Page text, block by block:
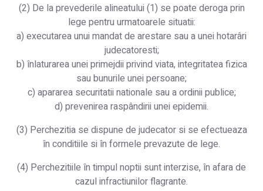
(2) De la prevederile alineatului (1) se poate deroga prin
lege pentru urmatoarele situatii:
a) executarea unui mandat de arestare sau a unei hotarâri
judecatoresti;
b) înlaturarea unei primejdii privind viata, integritatea fizica
sau bunurile unei persoane;
c) apararea securitatii nationale sau a ordinii publice;
d) prevenirea raspândirii unei epidemii.
(3) Perchezitia se dispune de judecator si se efectueaza
în conditiile si în formele prevazute de lege.
(4) Perchezitiile în timpul noptii sunt interzise, în afara de
cazul infractiunilor flagrante.